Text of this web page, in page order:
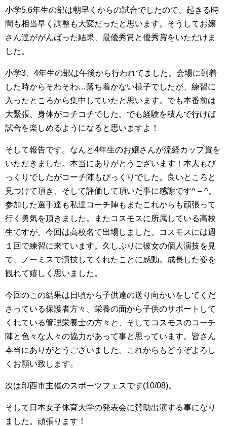
小学5.6年生の部は朝早くからの試合でしたので、起きる時
間も相当早く調整も大変だったと思います。そうしてお嬢
さん達ががんばった結果、最優秀賞と優秀賞をいただけま
した。
小学3、4年生の部は午後から行われてました。会場に到着
した時からそわそわ…落ち着かない様子でしたが、練習に
入ったところから集中していたと思います。でも本番前は
大緊張、身体がコチコチでした。でも経験を積んで行けば
試合を楽しめるようになると思いますよ！
そして報告です。なんと4年生のお嬢さんが流経カップ賞を
いただきました。本当にありがとうございます！本人もび
っくりでしたがコーチ陣もびっくりでした。良いところと
見つけて頂き、そして評価して頂いた事に感謝です^ – ^。
参加した選手達も私達コーチ陣もまたこれからも頑張って
行く勇気を頂きました。またコスモスに所属している高校
生ですが、今回は高校名で出場しました。コスモスには週
１回で練習に来ています。久しぶりに彼女の個人演技を見
て、ノーミスで演技してくれたことに感動。成長した姿を
観れて嬉しく思いました。
今回のこの結果は日頃から子供達の送り向かいをしてくだ
さっている保護者方々、栄養の面から子供のサポートして
くれている管理栄養士の方々と、そしてコスモスのコーチ
陣と色々な人々の協力があって事と思っています。皆さん
本当にありがとうございました。これからもどうぞよろし
くお願い致します。
次は印西市主催のスポーツフェスです(10/08)。
そして日本女子体育大学の発表会に賛助出演する事になり
ました。頑張ります！